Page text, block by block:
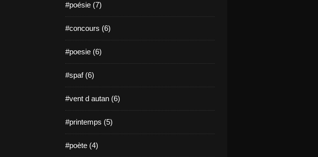
#poésie (7)
#concours (6)
#poesie (6)
#spaf (6)
#vent d autan (6)
#printemps (5)
#poète (4)